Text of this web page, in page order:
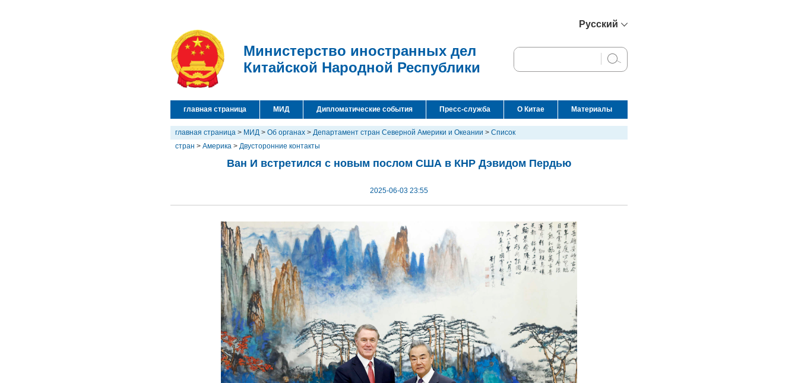
Русский
English
Español
عربي
Министерство иностранных дел
Китайской Народной Республики
главная страница МИД Дипломатические события Пресс-служба О Китае Материалы
главная страница > МИД > Об органах > Департамент стран Северной Америки и Океании > Список
стран > Америка > Двусторонние контакты
Ван И встретился с новым послом США в КНР Дэвидом Пердью
2025-06-03 23:55